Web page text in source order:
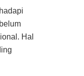
Hal